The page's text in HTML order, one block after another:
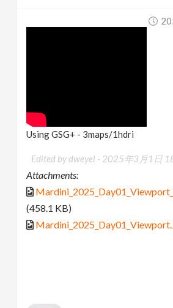
Using GSG+ - 3maps/1hdri
Edited by dweyel - 2025年3月1日
Attachments:
(458.1 KB)